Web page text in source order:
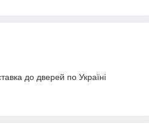
до дверей по Україні